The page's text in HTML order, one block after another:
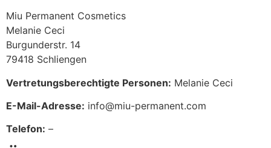
Miu Permanent Cosmetics
Melanie Ceci
Burgunderstr. 14
79418 Schliengen
Vertretungsberechtigte Personen: Melanie Ceci
E-Mail-Adresse: info@miu-permanent.com
Telefon: –